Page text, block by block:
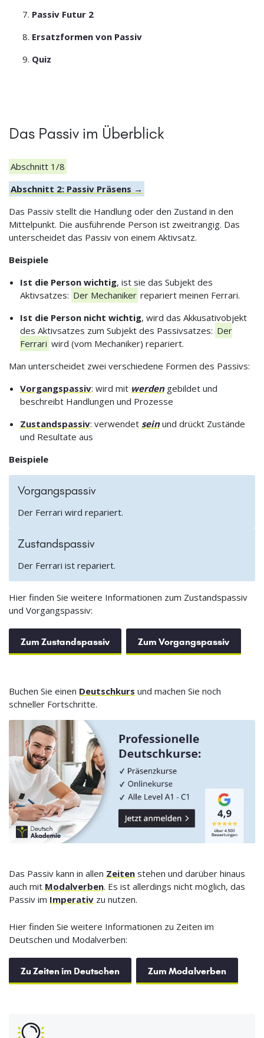
Passiv Futur 2
Ersatzformen von Passiv
Quiz
Das Passiv im Überblick
Abschnitt 1/8
Abschnitt 2: Passiv Präsens →
Das Passiv stellt die Handlung oder den Zustand in den
Mittelpunkt. Die ausführende Person ist zweitrangig. Das
unterscheidet das Passiv von einem Aktivsatz.
Beispiele
Ist die Person wichtig, ist sie das Subjekt des
Aktivsatzes: Der Mechaniker repariert meinen Ferrari.
Ist die Person nicht wichtig, wird das Akkusativobjekt
des Aktivsatzes zum Subjekt des Passivsatzes: Der
Ferrari wird (vom Mechaniker) repariert.
Man unterscheidet zwei verschiedene Formen des Passivs:
Vorgangspassiv: wird mit werdengebildet und
beschreibt Handlungen und Prozesse
Zustandspassiv: verwendet seinund drückt Zustände
und Resultate aus
Beispiele
Vorgangspassiv
Der Ferrari wird repariert.
Zustandspassiv
Der Ferrari ist repariert.
Hier finden Sie weitere Informationen zum Zustandspassiv
und Vorgangspassiv:
Zum Zustandspassiv Zum Vorgangspassiv
Buchen Sie einen Deutschkurs und machen Sie noch
schneller Fortschritte.
Das Passiv kann in allen Zeiten stehen und darüber hinaus
auch mit Modalverben. Es ist allerdings nicht möglich, das
Passiv im Imperativ zu nutzen.
Hier finden Sie weitere Informationen zu Zeiten im
Deutschen und Modalverben:
Zu Zeiten im Deutschen Zum Modalverben